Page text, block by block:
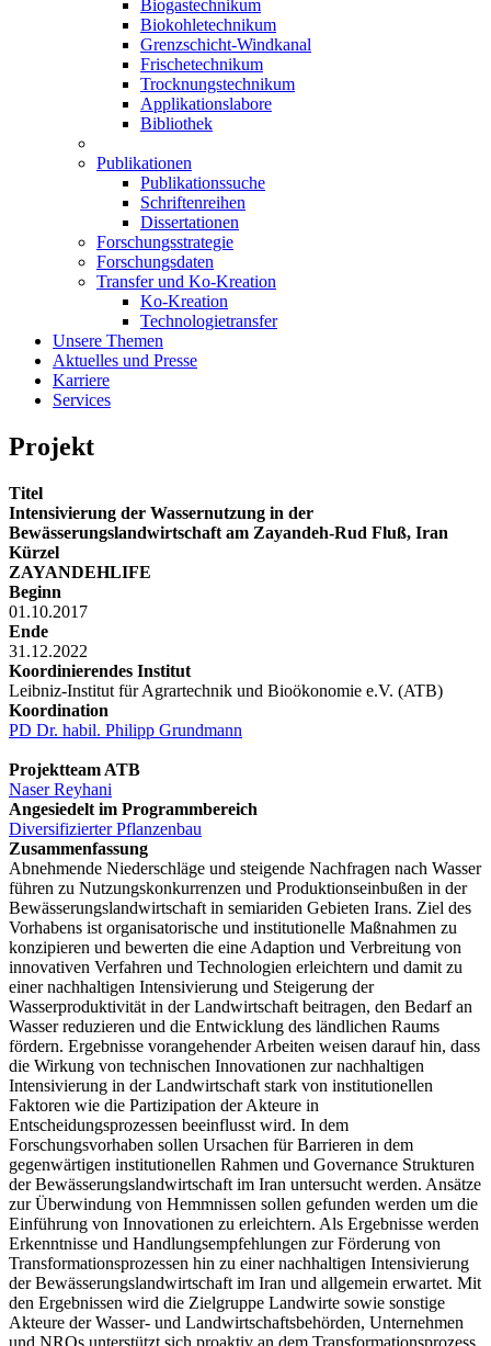
Biogastechnikum
Biokohletechnikum
Grenzschicht-Windkanal
Frischetechnikum
Trocknungstechnikum
Applikationslabore
Bibliothek
Publikationen
Publikationssuche
Schriftenreihen
Dissertationen
Forschungsstrategie
Forschungsdaten
Transfer und Ko-Kreation
Ko-Kreation
Technologietransfer
Unsere Themen
Aktuelles und Presse
Karriere
Services
Projekt
Titel
Intensivierung der Wassernutzung in der
Bewässerungslandwirtschaft am Zayandeh-Rud Fluß, Iran
Kürzel
ZAYANDEHLIFE
Beginn
01.10.2017
Ende
31.12.2022
Koordinierendes Institut
Leibniz-Institut für Agrartechnik und Bioökonomie e.V. (ATB)
Koordination
PD Dr. habil. Philipp Grundmann
Projektteam ATB
Naser Reyhani
Angesiedelt im Programmbereich
Diversifizierter Pflanzenbau
Zusammenfassung
Abnehmende Niederschläge und steigende Nachfragen nach Wasser
führen zu Nutzungskonkurrenzen und Produktionseinbußen in der
Bewässerungslandwirtschaft in semiariden Gebieten Irans. Ziel des
Vorhabens ist organisatorische und institutionelle Maßnahmen zu
konzipieren und bewerten die eine Adaption und Verbreitung von
innovativen Verfahren und Technologien erleichtern und damit zu
einer nachhaltigen Intensivierung und Steigerung der
Wasserproduktivität in der Landwirtschaft beitragen, den Bedarf an
Wasser reduzieren und die Entwicklung des ländlichen Raums
fördern. Ergebnisse vorangehender Arbeiten weisen darauf hin, dass
die Wirkung von technischen Innovationen zur nachhaltigen
Intensivierung in der Landwirtschaft stark von institutionellen
Faktoren wie die Partizipation der Akteure in
Entscheidungsprozessen beeinflusst wird. In dem
Forschungsvorhaben sollen Ursachen für Barrieren in dem
gegenwärtigen institutionellen Rahmen und Governance Strukturen
der Bewässerungslandwirtschaft im Iran untersucht werden. Ansätze
zur Überwindung von Hemmnissen sollen gefunden werden um die
Einführung von Innovationen zu erleichtern. Als Ergebnisse werden
Erkenntnisse und Handlungsempfehlungen zur Förderung von
Transformationsprozessen hin zu einer nachhaltigen Intensivierung
der Bewässerungslandwirtschaft im Iran und allgemein erwartet. Mit
den Ergebnissen wird die Zielgruppe Landwirte sowie sonstige
Akteure der Wasser- und Landwirtschaftsbehörden, Unternehmen
und NROs unterstützt sich proaktiv an dem Transformationsprozess